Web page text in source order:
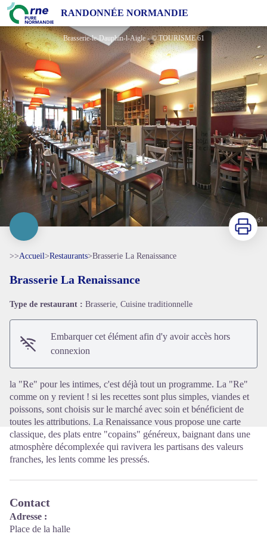
RANDONNÉE NORMANDIE
Brasserie La Renaissance
Brasserie-le-Dauphin-l-Aigle - © TOURISME 61
Voir l'image en plein écran
Imprimer
>>Accueil>Restaurants>Brasserie La Renaissance
Brasserie La Renaissance
Type de restaurant : Brasserie, Cuisine traditionnelle
Embarquer cet élément afin d'y avoir accès hors
connexion
la "Re" pour les intimes, c'est déjà tout un programme. La "Re"
comme on y revient ! si les recettes sont plus simples, viandes et
poissons, sont choisis sur le marché avec soin et bénéficient de
toutes les attributions. La Renaissance vous propose une carte
classique, des plats entre "copains" généreux, baignant dans une
atmosphère décomplexée qui ravivera les partisans des valeurs
franches, les lents comme les pressés.
Contact
Adresse :
Place de la halle